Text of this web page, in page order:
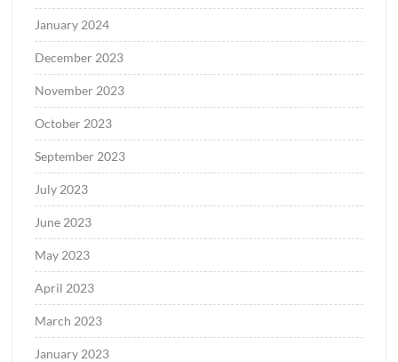
January 2024
December 2023
November 2023
October 2023
September 2023
July 2023
June 2023
May 2023
April 2023
March 2023
January 2023